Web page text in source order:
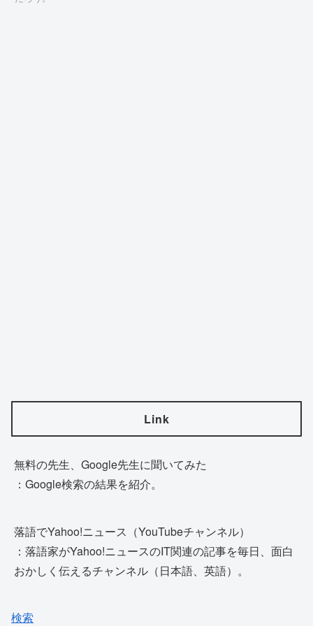
Link
無料の先生、Google先生に聞いてみた
：Google検索の結果を紹介。
落語でYahoo!ニュース（YouTubeチャンネル）
：落語家がYahoo!ニュースのIT関連の記事を毎日、面白
おかしく伝えるチャンネル（日本語、英語）。
検索